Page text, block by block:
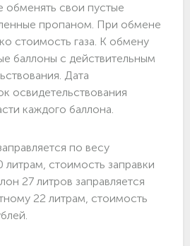
обменять свои пустые
пропаном. При обмене
стоимость газа. К обмену
баллоны с действительным
Дата
освидетельствования
каждого баллона.
по весу
литрам, стоимость заправки
27 литров заправляется
22 литрам, стоимость